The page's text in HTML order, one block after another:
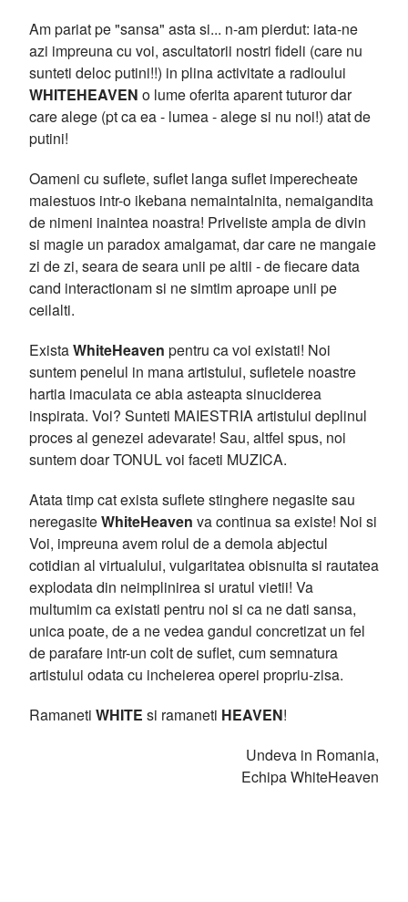
Am pariat pe "sansa" asta si... n-am pierdut: iata-ne
azi impreuna cu voi, ascultatorii nostri fideli (care nu
sunteti deloc putini!!) in plina activitate a radioului
WHITEHEAVEN o lume oferita aparent tuturor dar
care alege (pt ca ea - lumea - alege si nu noi!) atat de
putini!
Oameni cu suflete, suflet langa suflet imperecheate
maiestuos intr-o ikebana nemaintalnita, nemaigandita
de nimeni inaintea noastra! Priveliste ampla de divin
si magie un paradox amalgamat, dar care ne mangaie
zi de zi, seara de seara unii pe altii - de fiecare data
cand interactionam si ne simtim aproape unii pe
ceilalti.
ExistaWhiteHeaven pentru ca voi existati! Noi
suntem penelul in mana artistului, sufletele noastre
hartia imaculata ce abia asteapta sinuciderea
inspirata. Voi? Sunteti MAIESTRIA artistului deplinul
proces al genezei adevarate! Sau, altfel spus, noi
suntem doar TONUL voi faceti MUZICA.
Atata timp cat exista suflete stinghere negasite sau
neregasiteWhiteHeaven va continua sa existe! Noi si
Voi, impreuna avem rolul de a demola abjectul
cotidian al virtualului, vulgaritatea obisnuita si rautatea
explodata din neimplinirea si uratul vietii! Va
multumim ca existati pentru noi si ca ne dati sansa,
unica poate, de a ne vedea gandul concretizat un fel
de parafare intr-un colt de suflet, cum semnatura
artistului odata cu incheierea operei propriu-zisa.
Ramaneti WHITE si ramaneti HEAVEN!
Undeva in Romania,
Echipa WhiteHeaven